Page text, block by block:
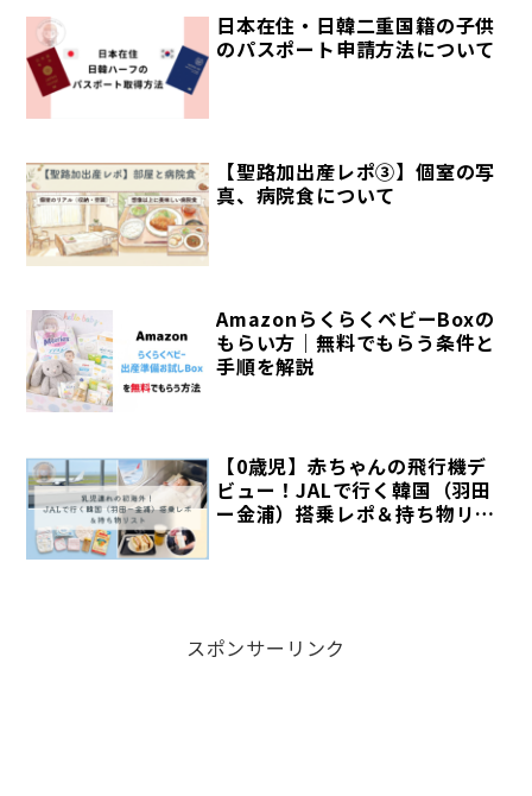
日本在住・日韓二重国籍の子供
のパスポート申請方法について
【聖路加出産レポ③】個室の写
真、病院食について
AmazonらくらくベビーBoxの
もらい方｜無料でもらう条件と
手順を解説
【0歳児】赤ちゃんの飛行機デ
ビュー！JALで行く韓国（羽田
ー金浦）搭乗レポ＆持ち物リス
スポンサーリンク